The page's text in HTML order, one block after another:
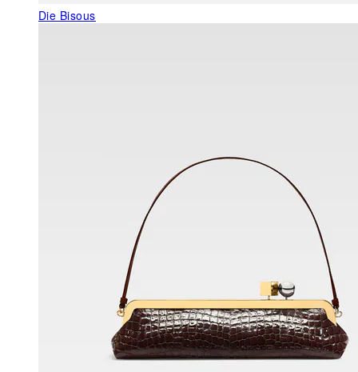
Die Bisous